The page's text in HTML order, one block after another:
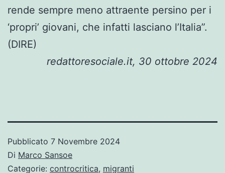
rende sempre meno attraente persino per i
‘propri’ giovani, che infatti lasciano l’Italia”.
(DIRE)
redattoresociale.it, 30 ottobre 2024
Pubblicato 7 Novembre 2024
Di Marco Sansoe
Categorie: controcritica, migranti